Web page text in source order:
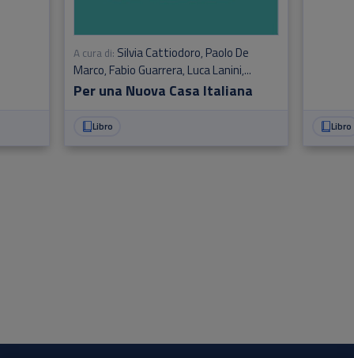
Per una Nuova Casa Italiana
A cura di: Silvia Cattiodoro, Paolo De
Marco, Fabio Guarrera, Luca Lanini,
Pasquale Mei,Antonello Russo
Libro Libro